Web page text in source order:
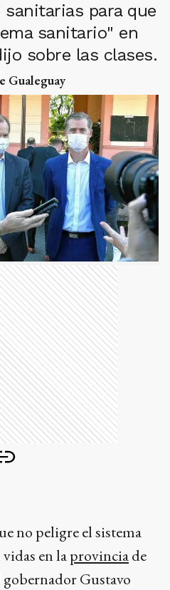
para que
sanitario" en
sobre las clases.
Gualeguay
no peligre el sistema
en laprovinciade
Gustavo